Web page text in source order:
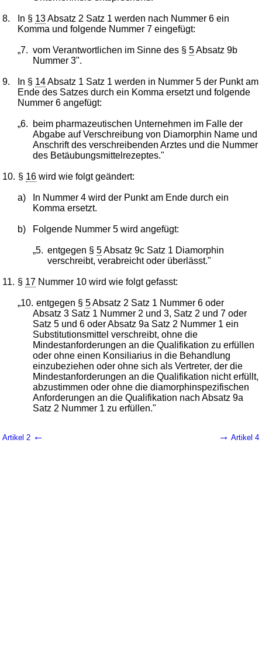
8. In § 13Absatz 2 Satz 1 werden nach Nummer 6 ein
Komma und folgende Nummer 7 eingefügt:
„7. vom Verantwortlichen im Sinne des § 5Absatz 9b
Nummer 3".
9. In § 14Absatz 1 Satz 1 werden in Nummer 5 der Punkt am
Ende des Satzes durch ein Komma ersetzt und folgende
Nummer 6 angefügt:
„6.
beim pharmazeutischen Unternehmen im Falle der
Abgabe auf Verschreibung von Diamorphin Name und
Anschrift des verschreibenden Arztes und die Nummer
des Betäubungsmittelrezeptes."
10. § 16 wird wie folgt geändert:
a)
In Nummer 4 wird der Punkt am Ende durch ein
Komma ersetzt.
b) Folgende Nummer 5 wird angefügt:
„5. entgegen §5Absatz 9c Satz 1 Diamorphin
verschreibt, verabreicht oder überlässt."
11. § 17 Nummer 10 wird wie folgt gefasst:
„10. entgegen §5Absatz 2 Satz 1 Nummer 6 oder
Absatz 3 Satz 1 Nummer 2 und 3, Satz 2 und 7 oder
Satz 5 und 6 oder Absatz 9a Satz 2 Nummer 1 ein
Substitutionsmittel verschreibt, ohne die
Mindestanforderungen an die Qualifikation zu erfüllen
oder ohne einen Konsiliarius in die Behandlung
einzubeziehen oder ohne sich als Vertreter, der die
Mindestanforderungen an die Qualifikation nicht erfüllt,
abzustimmen oder ohne die diamorphinspezifischen
Anforderungen an die Qualifikation nach Absatz 9a
Satz 2 Nummer 1 zu erfüllen."
Artikel 2 ← → Artikel 4